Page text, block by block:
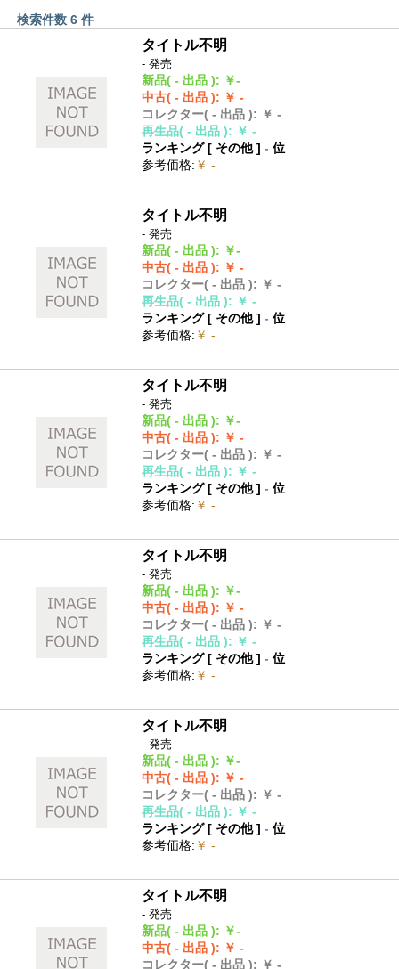
検索件数 6 件
タイトル不明
- 発売
新品( - 出品 ): ￥-
中古( - 出品 ): ￥ -
コレクター( - 出品 ): ￥ -
再生品( - 出品 ): ￥ -
ランキング [ その他]- 位
参考価格: ￥ -
タイトル不明
- 発売
新品( - 出品 ): ￥-
中古( - 出品 ): ￥ -
コレクター( - 出品 ): ￥ -
再生品( - 出品 ): ￥ -
ランキング [ その他]- 位
参考価格: ￥ -
タイトル不明
- 発売
新品( - 出品 ): ￥-
中古( - 出品 ): ￥ -
コレクター( - 出品 ): ￥ -
再生品( - 出品 ): ￥ -
ランキング [ その他]- 位
参考価格: ￥ -
タイトル不明
- 発売
新品( - 出品 ): ￥-
中古( - 出品 ): ￥ -
コレクター( - 出品 ): ￥ -
再生品( - 出品 ): ￥ -
ランキング [ その他]- 位
参考価格: ￥ -
タイトル不明
- 発売
新品( - 出品 ): ￥-
中古( - 出品 ): ￥ -
コレクター( - 出品 ): ￥ -
再生品( - 出品 ): ￥ -
ランキング [ その他]- 位
参考価格: ￥ -
タイトル不明
- 発売
新品( - 出品 ): ￥-
中古( - 出品 ): ￥ -
コレクター( - 出品 ): ￥ -